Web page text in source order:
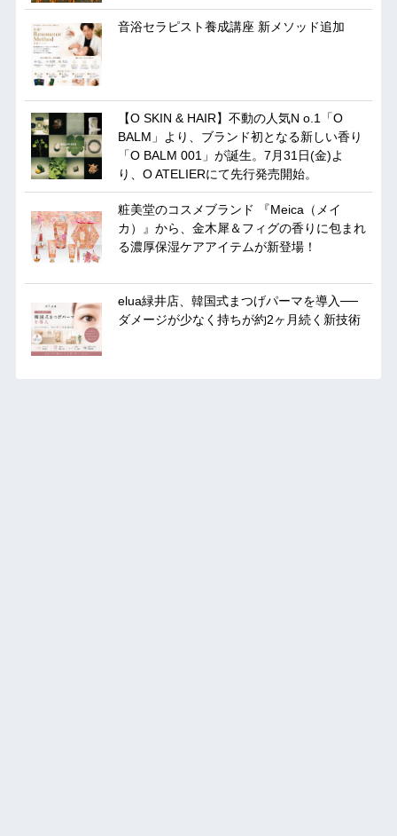
音浴セラピスト養成講座 新メソッド追加
【O SKIN & HAIR】不動の人気N o.1「O
BALM」より、ブランド初となる新しい香り
「O BALM 001」が誕生。7月31日(金)よ
り、O ATELIERにて先行発売開始。
粧美堂のコスメブランド 『Meica（メイ
カ）』から、金木犀＆フィグの香りに包まれ
る濃厚保湿ケアアイテムが新登場！
elua緑井店、韓国式まつげパーマを導入──
ダメージが少なく持ちが約2ヶ月続く新技術